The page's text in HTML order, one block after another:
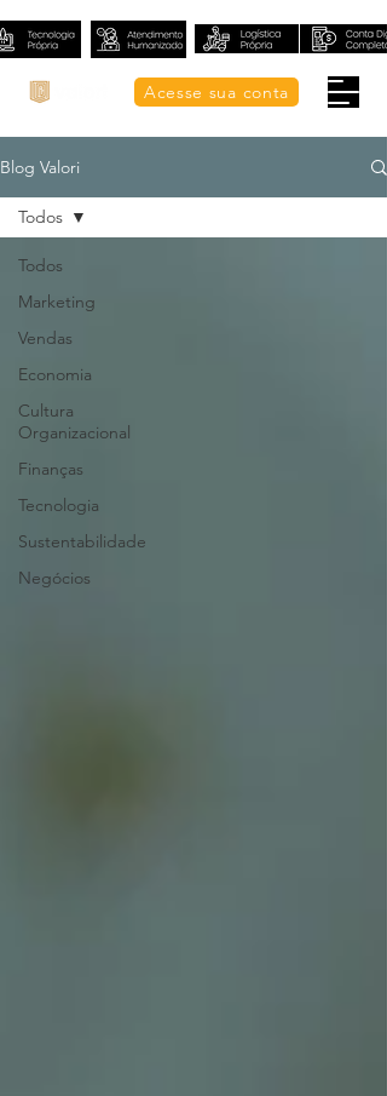
Acesse sua conta
Blog Valori
Todos
Marketing
Vendas
Economia
Cultura
Organizacional
Finanças
Tecnologia
Sustentabilidade
Negócios
Todos